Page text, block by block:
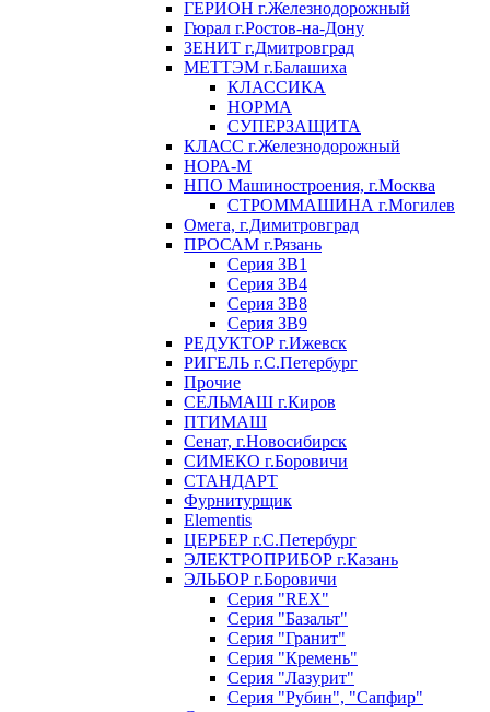
ГЕРИОН г.Железнодорожный
Гюрал г.Ростов-на-Дону
ЗЕНИТ г.Дмитровград
МЕТТЭМ г.Балашиха
КЛАССИКА
НОРМА
СУПЕРЗАЩИТА
КЛАСС г.Железнодорожный
НОРА-М
НПО Машиностроения, г.Москва
СТРОММАШИНА г.Могилев
Омега, г.Димитровград
ПРОСАМ г.Рязань
Серия ЗВ1
Серия ЗВ4
Серия ЗВ8
Серия ЗВ9
РЕДУКТОР г.Ижевск
РИГЕЛЬ г.С.Петербург
Прочие
СЕЛЬМАШ г.Киров
ПТИМАШ
Сенат, г.Новосибирск
СИМЕКО г.Боровичи
СТАНДАРТ
Фурнитурщик
Elementis
ЦЕРБЕР г.С.Петербург
ЭЛЕКТРОПРИБОР г.Казань
ЭЛЬБОР г.Боровичи
Серия "REX"
Серия "Базальт"
Серия "Гранит"
Серия "Кремень"
Серия "Лазурит"
Серия "Рубин", "Сапфир"